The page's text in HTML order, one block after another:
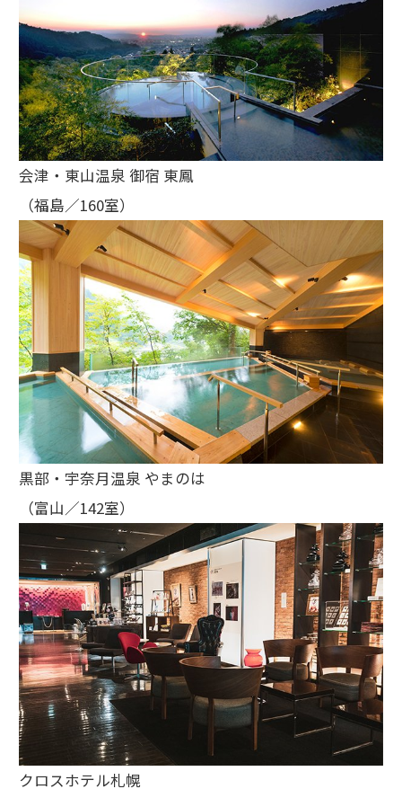
会津・東山温泉 御宿 東鳳
（福島／160室）
黒部・宇奈月温泉 やまのは
（富山／142室）
クロスホテル札幌